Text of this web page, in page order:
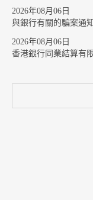
2026年08月06日
與銀行有關的騙案通知
2026年08月06日
香港銀行同業結算有